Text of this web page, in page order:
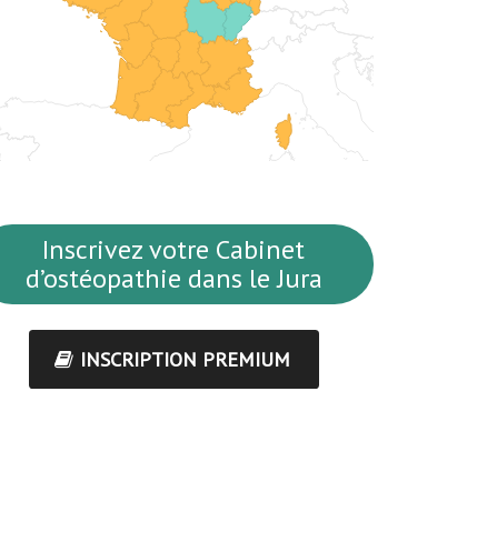
Inscrivez votre Cabinet
d’ostéopathie dans le Jura
INSCRIPTION PREMIUM